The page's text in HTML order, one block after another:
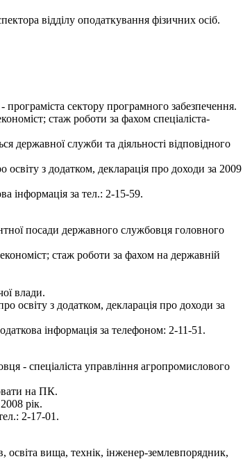
відділу оподаткування фізичних осіб.
сектору програмного забезпечення.
стаж роботи за фахом спеціаліста-
державної служби та діяльності відповідного
з додатком, декларація про доходи за 2009
інформація за тел.: 2-15-59.
посади державного службовця головного
стаж роботи за фахом на державній
влади.
освіту з додатком, декларація про доходи за
інформація за телефоном: 2-11-51.
- спеціаліста управління агропромислового
на ПК.
рік.
2-17-01.
освіта вища, технік, інженер-землевпорядник,